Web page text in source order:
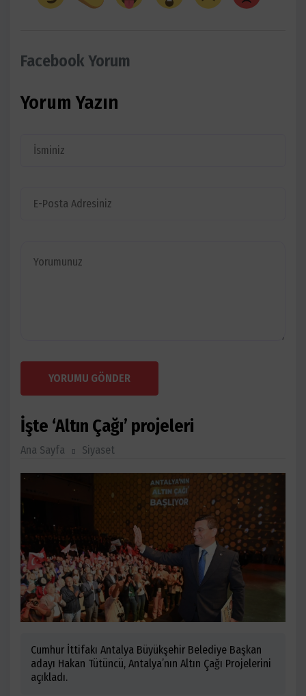
Facebook Yorum
Yorum Yazın
YORUMU GÖNDER
İşte ‘Altın Çağı’ projeleri
Ana Sayfa Siyaset
Cumhur İttifakı Antalya Büyükşehir Belediye Başkan
adayı Hakan Tütüncü, Antalya’nın Altın Çağı Projelerini
açıkladı.